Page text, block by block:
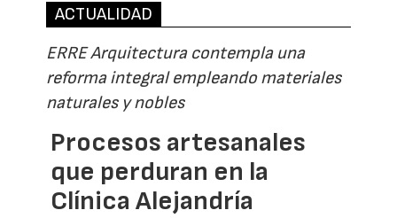
ACTUALIDAD
ERRE Arquitectura contempla una
reforma integral empleando materiales
naturales y nobles
Procesos artesanales
que perduran en la
Clínica Alejandría